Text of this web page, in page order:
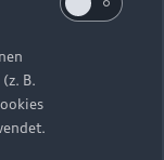
der
auf dieser
B.